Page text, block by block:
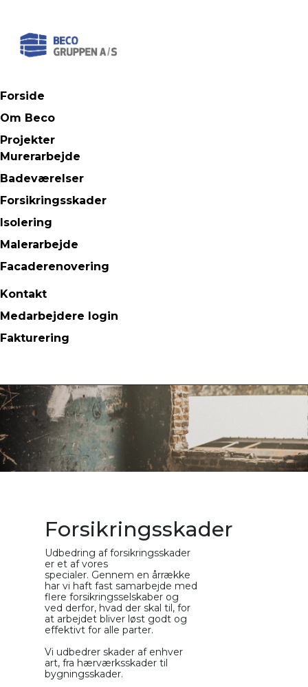
Forside
Om Beco
Projekter
Murerarbejde
Badeværelser
Forsikringsskader
Isolering
Malerarbejde
Facaderenovering
Kontakt
Medarbejdere login
Fakturering
Forsikringsskader
Udbedring af forsikringsskader
er et af vores
specialer. Gennem en årrække
har vi haft fast samarbejde med
flere forsikringsselskaber og
ved derfor, hvad der skal til, for
at arbejdet bliver løst godt og
effektivt for alle parter.
Vi udbedrer skader af enhver
art, fra hærværksskader til
bygningsskader.